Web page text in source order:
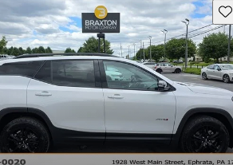
Aviso